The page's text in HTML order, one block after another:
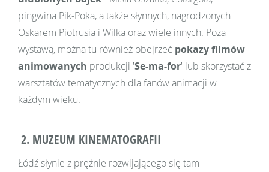
pingwina Pik-Poka, a także słynnych, nagrodzonych
Oskarem Piotrusia i Wilka oraz wiele innych. Poza
wystawą, można tu również obejrzeć pokazy filmów
animowanych produkcji 'Se-ma-for' lub skorzystać z
warsztatów tematycznych dla fanów animacji w
każdym wieku.
2. MUZEUM KINEMATOGRAFII
Łódź słynie z prężnie rozwijającego się tam